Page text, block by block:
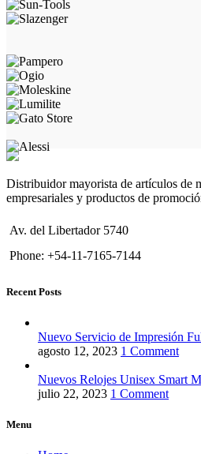
Distribuidor mayorista de artículos de
empresariales y productos de
Av. del Libertador 5740
Phone: +54-11-7165-7144
Recent Posts
Nuevo Servicio de Impresión
agosto 12, 2023 1 Comment
Nuevos Relojes Unisex Smart
julio 22, 2023 1 Comment
Menu